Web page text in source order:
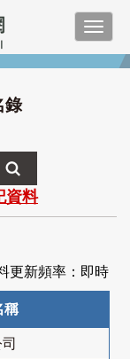
錄
資料
更新頻率：即時
稱